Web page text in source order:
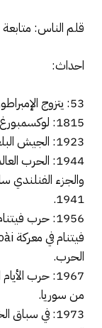
قلم الناس: متابعة
احداث:
53: يتزوج الإمبراطور الروماني نيرون من كلوديا أوكتافيا.
1815: لوكسمبورغ تعلن استقلالها عن الإمبراطورية الفرنسية.
1923: الجيش البلغاري يتولى زمام الحكم في انقلاب.
1944: الحرب
والجزء الفنلندي
1941.
1956: حرب
الحرب.
1967: حرب
من سوريا.
1973: في سباق